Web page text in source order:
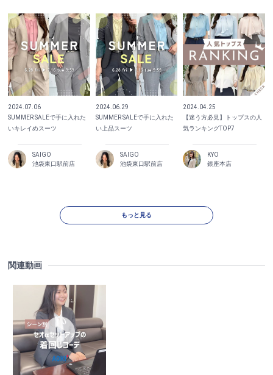
2024.07.06
SUMMER SALEで手に入れた
いキレイめスーツ
SAIGO
池袋東口駅前店
2024.06.29
SUMMER SALEで手に入れた
い上品スーツ
SAIGO
池袋東口駅前店
2024.04.25
【迷う方必見】トップスの人
気ランキングTOP7
KYO
銀座本店
もっと見る
関連動画